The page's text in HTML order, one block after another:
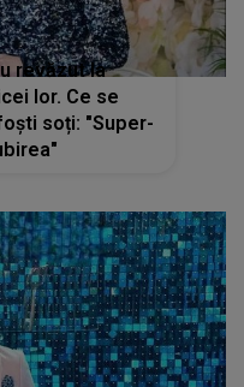
revăzut la
lor. Ce se
soți: "Super-